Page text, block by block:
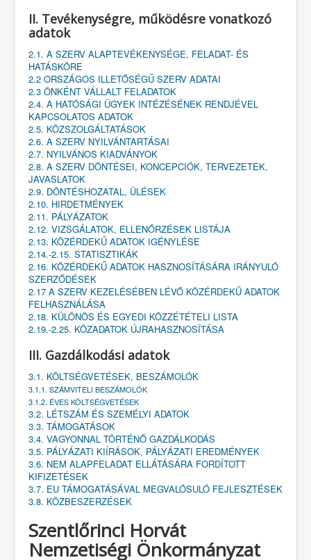
II. Tevékenységre, működésre vonatkozó
adatok
2.1. A SZERV ALAPTEVÉKENYSÉGE, FELADAT- ÉS
HATÁSKÖRE
2.2 ORSZÁGOS ILLETŐSÉGŰ SZERV ADATAI
2.3 ÖNKÉNT VÁLLALT FELADATOK
2.4. A HATÓSÁGI ÜGYEK INTÉZÉSÉNEK RENDJÉVEL
KAPCSOLATOS ADATOK
2.5. KÖZSZOLGÁLTATÁSOK
2.6. A SZERV NYILVÁNTARTÁSAI
2.7. NYILVÁNOS KIADVÁNYOK
2.8. A SZERV DÖNTÉSEI, KONCEPCIÓK, TERVEZETEK,
JAVASLATOK
2.9. DÖNTÉSHOZATAL, ÜLÉSEK
2.10. HIRDETMÉNYEK
2.11. PÁLYÁZATOK
2.12. VIZSGÁLATOK, ELLENŐRZÉSEK LISTÁJA
2.13. KÖZÉRDEKŰ ADATOK IGÉNYLÉSE
2.14.-2.15. STATISZTIKÁK
2.16. KÖZÉRDEKŰ ADATOK HASZNOSÍTÁSÁRA IRÁNYULÓ
SZERZŐDÉSEK
2.17 A SZERV KEZELÉSÉBEN LÉVŐ KÖZÉRDEKŰ ADATOK
FELHASZNÁLÁSA
2.18. KÜLÖNÖS ÉS EGYEDI KÖZZÉTÉTELI LISTA
2.19.-2.25. KÖZADATOK ÚJRAHASZNOSÍTÁSA
III. Gazdálkodási adatok
3.1. KÖLTSÉGVETÉSEK, BESZÁMOLÓK
3.1.1. SZÁMVITELI BESZÁMOLÓK
3.1.2. ÉVES KÖLTSÉGVETÉSEK
3.2. LÉTSZÁM ÉS SZEMÉLYI ADATOK
3.3. TÁMOGATÁSOK
3.4. VAGYONNAL TÖRTÉNŐ GAZDÁLKODÁS
3.5. PÁLYÁZATI KIÍRÁSOK, PÁLYÁZATI EREDMÉNYEK
3.6. NEM ALAPFELADAT ELLÁTÁSÁRA FORDÍTOTT
KIFIZETÉSEK
3.7. EU TÁMOGATÁSÁVAL MEGVALÓSULÓ FEJLESZTÉSEK
3.8. KÖZBESZERZÉSEK
Szentlőrinci Horvát
Nemzetiségi Önkormányzat